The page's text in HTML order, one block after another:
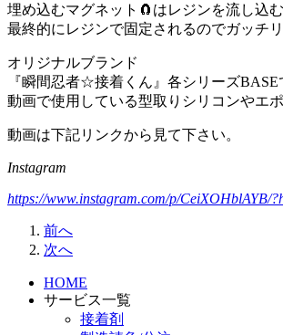
埋め込むマグネット🧲はレジンを流し込
最終的にレジンで固定されるのでガッチ
オリジナルブランド
『瞬間忍者☆接着くん』各シリーズBASE
動画で使用している型取りシリコンやエ
動画は下記リンクから見て下さい。
Instagram
https://www.instagram.com/p/CeiXOHblAYB/
前へ
次へ
HOME
サービス一覧
接着剤